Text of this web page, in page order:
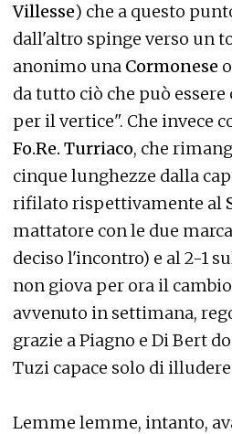
Villesse) che a questo
dall'altro spinge verso un
anonimo una Cormonese
da tutto ciò che può
per il vertice". Che invece
Fo.Re. Turriaco, che
cinque lunghezze dalla
rifilato rispettivamente al
mattatore con le due
deciso l'incontro) e al 2-1
non giova per ora il
avvenuto in settimana,
grazie a Piagno e Di Bert
Tuzi capace solo di
Lemme lemme, intanto,